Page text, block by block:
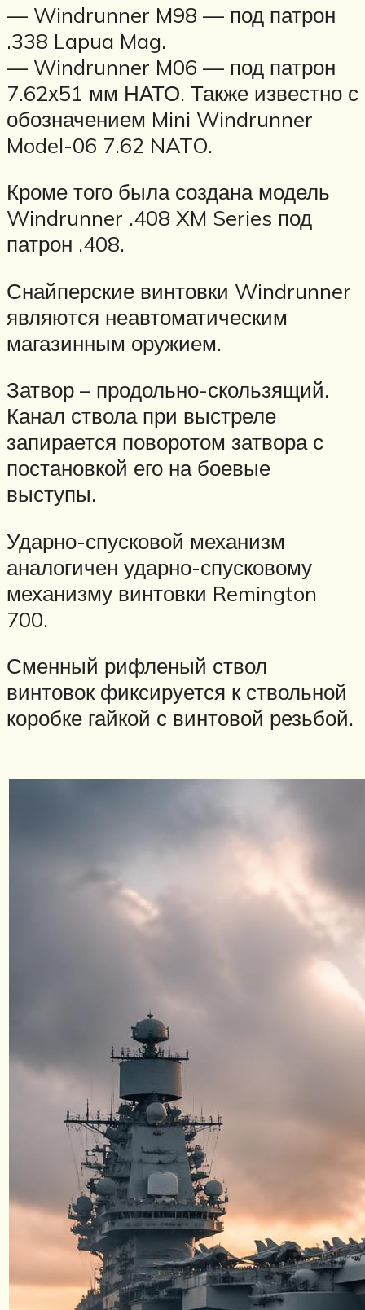
— Windrunner M98 — под патрон
.338 Lapua Mag.
— Windrunner M06 — под патрон
7.62х51 мм НАТО. Также известно с
обозначением Mini Windrunner
Model-06 7.62 NATO.
Кроме того была создана модель
Windrunner .408 XM Series под
патрон .408.
Снайперские винтовки Windrunner
являются неавтоматическим
магазинным оружием.
Затвор – продольно-скользящий.
Канал ствола при выстреле
запирается поворотом затвора с
постановкой его на боевые
выступы.
Ударно-спусковой механизм
аналогичен ударно-спусковому
механизму винтовки Remington
700.
Сменный рифленый ствол
винтовок фиксируется к ствольной
коробке гайкой с винтовой резьбой.